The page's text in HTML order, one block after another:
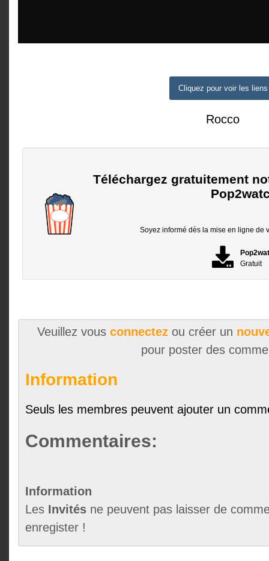
Cliquez pour voir les liens
Rocco
Téléchargez gratuitement
Soyez informé dès la mise en ligne de
Gratuit
Veuillez vous connectezou créer un
pour poster des
Information
Seuls les membres peuvent ajouter un
Commentaires:
Information
Les Invités ne peuvent pas laisser de
enregister !